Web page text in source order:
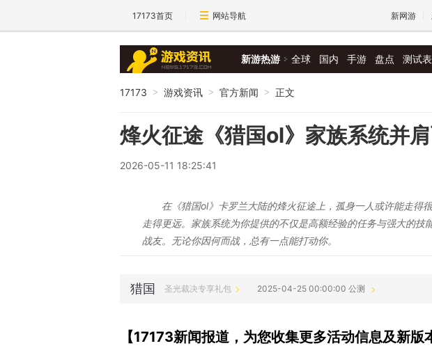
17173首页 网站导航 新网游
新游热游 全球 国内 手游 盘点 测试表
17173 > 游戏资讯 > 官方新闻 > 正文
烽火征途《猎国ol》家族系统并
2026-05-11 18:25:41
在《猎国ol》卡罗兰大陆的烽火征途上，孤身一人或许能走得
走得更远。家族系统为你提供的不仅是高额经验的任务与强大的技
战友。无论你因何而战，总有一点能打动你。
猎国 圣光裁决专享礼包 2025-04-25 00:00:00 公测
【17173新闻报道，为您收集更多活动信息及新版